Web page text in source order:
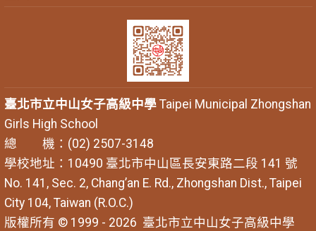
臺北市立中山女子高級中學Taipei Municipal Zhongshan
Girls High School
總 機：(02) 2507-3148
學校地址：10490 臺北市中山區長安東路二段 141 號
No. 141, Sec. 2, Chang’an E. Rd., Zhongshan Dist., Taipei
City 104, Taiwan (R.O.C.)
版權所有 © 1999 - 2026 臺北市立中山女子高級中學